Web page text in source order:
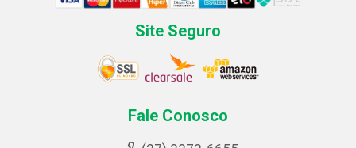
Site Seguro
Fale Conosco